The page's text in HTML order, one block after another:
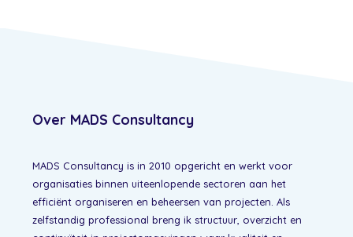
Over MADS Consultancy
MADS Consultancy is in 2010 opgericht en werkt voor
organisaties binnen uiteenlopende sectoren aan het
efficiënt organiseren en beheersen van projecten. Als
zelfstandig professional breng ik structuur, overzicht en